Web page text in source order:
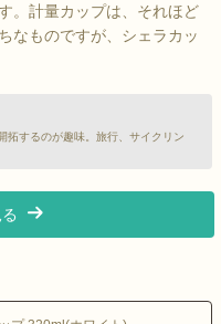
。計量カップは、それほど
なものですが、シェラカッ
拓するのが趣味。旅行、サイクリン